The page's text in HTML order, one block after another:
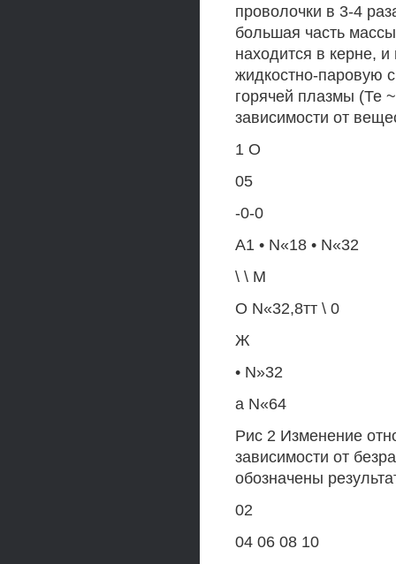
проволочки в 3-4
большая часть
находится в керне,
жидкостно-паровую
горячей плазмы (Те
зависимости от
1 О
05
-0-0
А1 • N«18 • N«32
\ \ М
О N«32,8тт \ 0
Ж
• N»32
а N«64
Рис 2 Изменение
зависимости от
обозначены
02
04 06 08 10